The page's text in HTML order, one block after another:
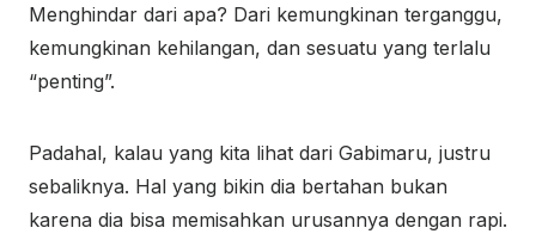
Menghindar dari apa? Dari kemungkinan terganggu,
kemungkinan kehilangan, dan sesuatu yang terlalu
“penting”.
Padahal, kalau yang kita lihat dari Gabimaru, justru
sebaliknya. Hal yang bikin dia bertahan bukan
karena dia bisa memisahkan urusannya dengan rapi.